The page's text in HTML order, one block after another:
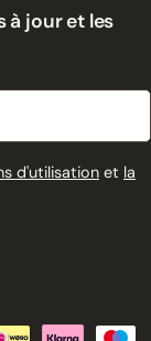
à jour et les
d'utilisation et la